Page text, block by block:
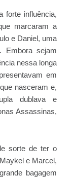
forte influência,
marcaram a
e Daniel, uma
Embora sejam
nessa longa
em
nasceram e,
dublava e
Assassinas,
sorte de ter o
e Marcel,
bagagem